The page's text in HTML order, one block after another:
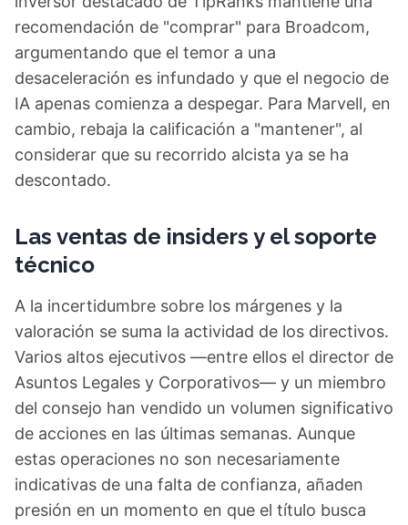
recomendación de "comprar" para Broadcom,
argumentando que el temor a una
desaceleración es infundado y que el negocio de
IA apenas comienza a despegar. Para Marvell, en
cambio, rebaja la calificación a "mantener", al
considerar que su recorrido alcista ya se ha
descontado.
Las ventas de insiders y el soporte
técnico
A la incertidumbre sobre los márgenes y la
valoración se suma la actividad de los directivos.
Varios altos ejecutivos —entre ellos el director de
Asuntos Legales y Corporativos— y un miembro
del consejo han vendido un volumen significativo
de acciones en las últimas semanas. Aunque
estas operaciones no son necesariamente
indicativas de una falta de confianza, añaden
presión en un momento en que el título busca